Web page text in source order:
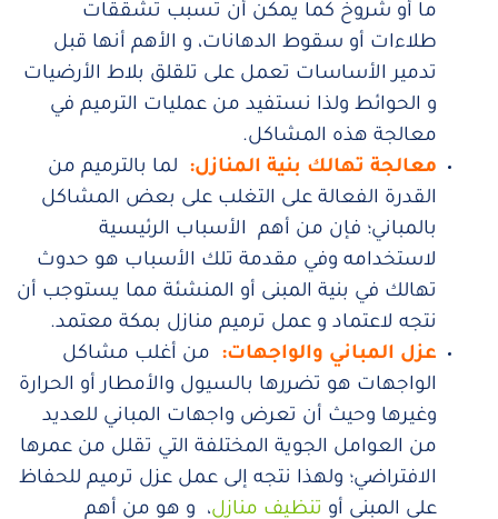
ما أو شروخ كما يمكن أن تسبب تشققات
طلاءات أو سقوط الدهانات، و الأهم أنها قبل
تدمير الأساسات تعمل على تلقلق بلاط الأرضيات
و الحوائط ولذا نستفيد من عمليات الترميم في
معالجة هذه المشاكل.
معالجة تهالك بنية المنازل: لما بالترميم من
القدرة الفعالة على التغلب على بعض المشاكل
بالمباني؛ فإن من أهم الأسباب الرئيسية
لاستخدامه وفي مقدمة تلك الأسباب هو حدوث
تهالك في بنية المبنى أو المنشئة مما يستوجب أن
نتجه لاعتماد و عمل ترميم منازل بمكة معتمد.
عزل المباني والواجهات: من أغلب مشاكل
الواجهات هو تضررها بالسيول والأمطار أو الحرارة
وغيرها وحيث أن تعرض واجهات المباني للعديد
من العوامل الجوية المختلفة التي تقلل من عمرها
الافتراضي؛ ولهذا نتجه إلى عمل عزل ترميم للحفاظ
على المبنى أو تنظيف منازل، و هو من أهم